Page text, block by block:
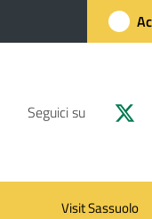
Seguici su
Visit Sassuolo